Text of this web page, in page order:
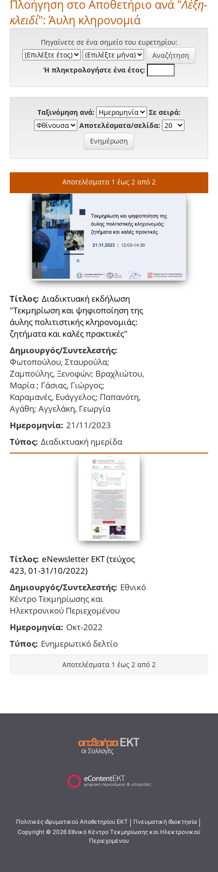
Πλοήγηση στο Αποθετήριο ανά "Λέξη-
κλειδί": Άυλη κληρονομιά
Πηγαίνετε σε ένα σημείο του ευρετηρίου:
Ή πληκτρολογήστε ένα έτος:
Ταξινόμηση ανά:
Σε σειρά:
Αποτελέσματα/σελίδα:
Αποτελέσματα 1 έως 2 από 2
Τίτλος: Διαδικτυακή εκδήλωση
"Τεκμηρίωση και ψηφιοποίηση της
άυλης πολιτιστικής κληρονομιάς:
ζητήματα και καλές πρακτικές"
Δημιουργός/Συντελεστής:
Φωτοπούλου, Σταυρούλα;
Ζαμπούλης, Ξενοφών; Βραχλιώτου,
Μαρία ; Γάσιας, Γιώργος;
Καραμανές, Ευάγγελος; Παπανότη,
Αγάθη; Αγγελάκη, Γεωργία
Ημερομηνία: 21/11/2023
Τύπος: Διαδικτυακή ημερίδα
Τίτλος: eNewsletter EKT (τεύχος
423, 01-31/10/2022)
Δημιουργός/Συντελεστής: Εθνικό
Κέντρο Τεκμηρίωσης και
Ηλεκτρονικού Περιεχομένου
Ημερομηνία: Οκτ-2022
Τύπος: Ενημερωτικό δελτίο
Αποτελέσματα 1 έως 2 από 2